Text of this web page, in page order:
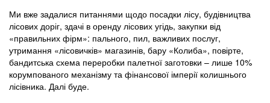
Ми вже задалися питаннями щодо посадки лісу, будівництва
лісових доріг, здачі в оренду лісових угідь, закупки від
«правильних фірм»: пального, пил, важливих послуг,
утримання «лісовичків» магазинів, бару «Колиба», повірте,
бандитська схема переробки палетної заготовки – лише 10%
корумпованого механізму та фінансової імперії колишнього
лісівника. Далі буде.